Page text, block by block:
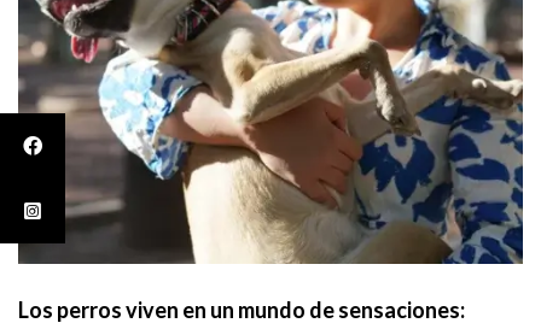
Los perros viven en un mundo de sensaciones: